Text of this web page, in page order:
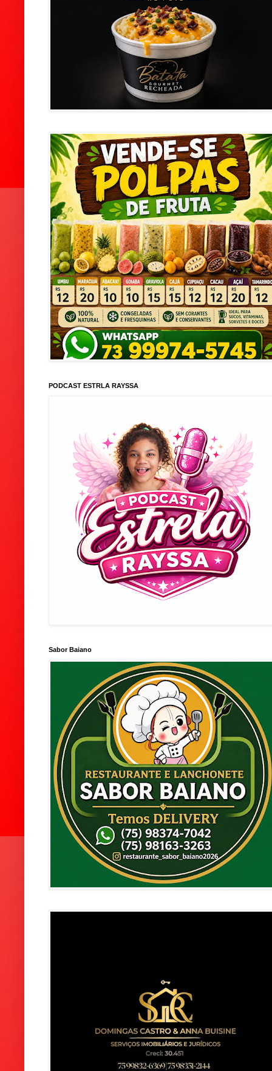
PODCAST ESTRLA RAYSSA
Sabor Baiano